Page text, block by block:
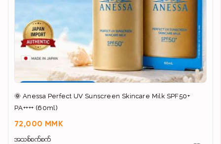
🌞 Anessa Perfect UV Sunscreen Skincare Milk SPF50+
PA++++ (60ml)
72,000 MMK
အသစ်စက်စက်